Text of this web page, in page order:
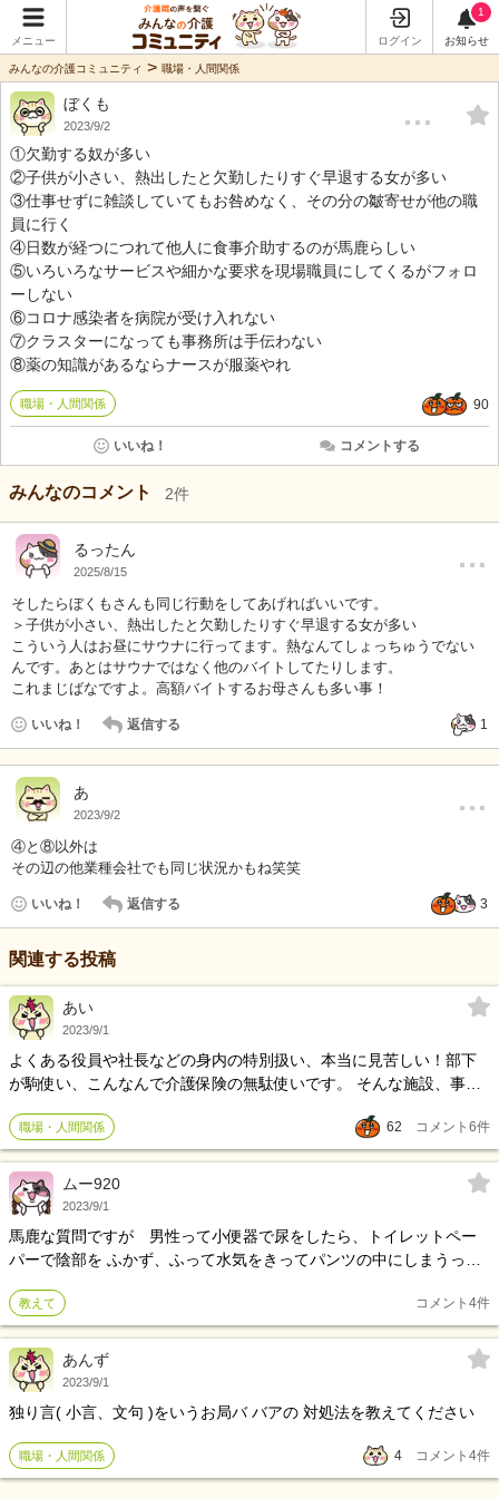
メニュー ログイン
1
お知らせ
みんなの介護コミュニティ > 職場・人間関係
ぼくも
2023/9/2 …
①欠勤する奴が多い
②子供が小さい、熱出したと欠勤したりすぐ早退する女が多い
③仕事せずに雑談していてもお咎めなく、その分の皺寄せが他の職
員に行く
④日数が経つにつれて他人に食事介助するのが馬鹿らしい
⑤いろいろなサービスや細かな要求を現場職員にしてくるがフォロ
ーしない
⑥コロナ感染者を病院が受け入れない
⑦クラスターになっても事務所は手伝わない
⑧薬の知識があるならナースが服薬やれ
職場・人間関係 90
いいね！ コメントする
みんなのコメント 2件
るったん
2025/8/15 …
そしたらぼくもさんも同じ行動をしてあげればいいです。
＞子供が小さい、熱出したと欠勤したりすぐ早退する女が多い
こういう人はお昼にサウナに行ってます。熱なんてしょっちゅうでない
んです。あとはサウナではなく他のバイトしてたりします。
これまじばなですよ。高額バイトするお母さんも多い事！
いいね！ 返信する 1
あ
2023/9/2 …
④と⑧以外は
その辺の他業種会社でも同じ状況かもね笑笑
いいね！ 返信する 3
関連する投稿
あい
2023/9/1
よくある役員や社長などの身内の特別扱い、本当に見苦しい！部下
が駒使い、こんなんで介護保険の無駄使いです。 そんな施設、事業
職場・人間関係 62 コメント 6件
ムー920
2023/9/1
馬鹿な質問ですが 男性って小便器で尿をしたら、トイレットペー
パーで陰部を ふかず、ふって水気をきってパンツの中にしまうって
教えて コメント 4件
あんず
2023/9/1
独り言( 小言、文句 )をいうお局バ バアの 対処法を教えてください
職場・人間関係 4 コメント 4件